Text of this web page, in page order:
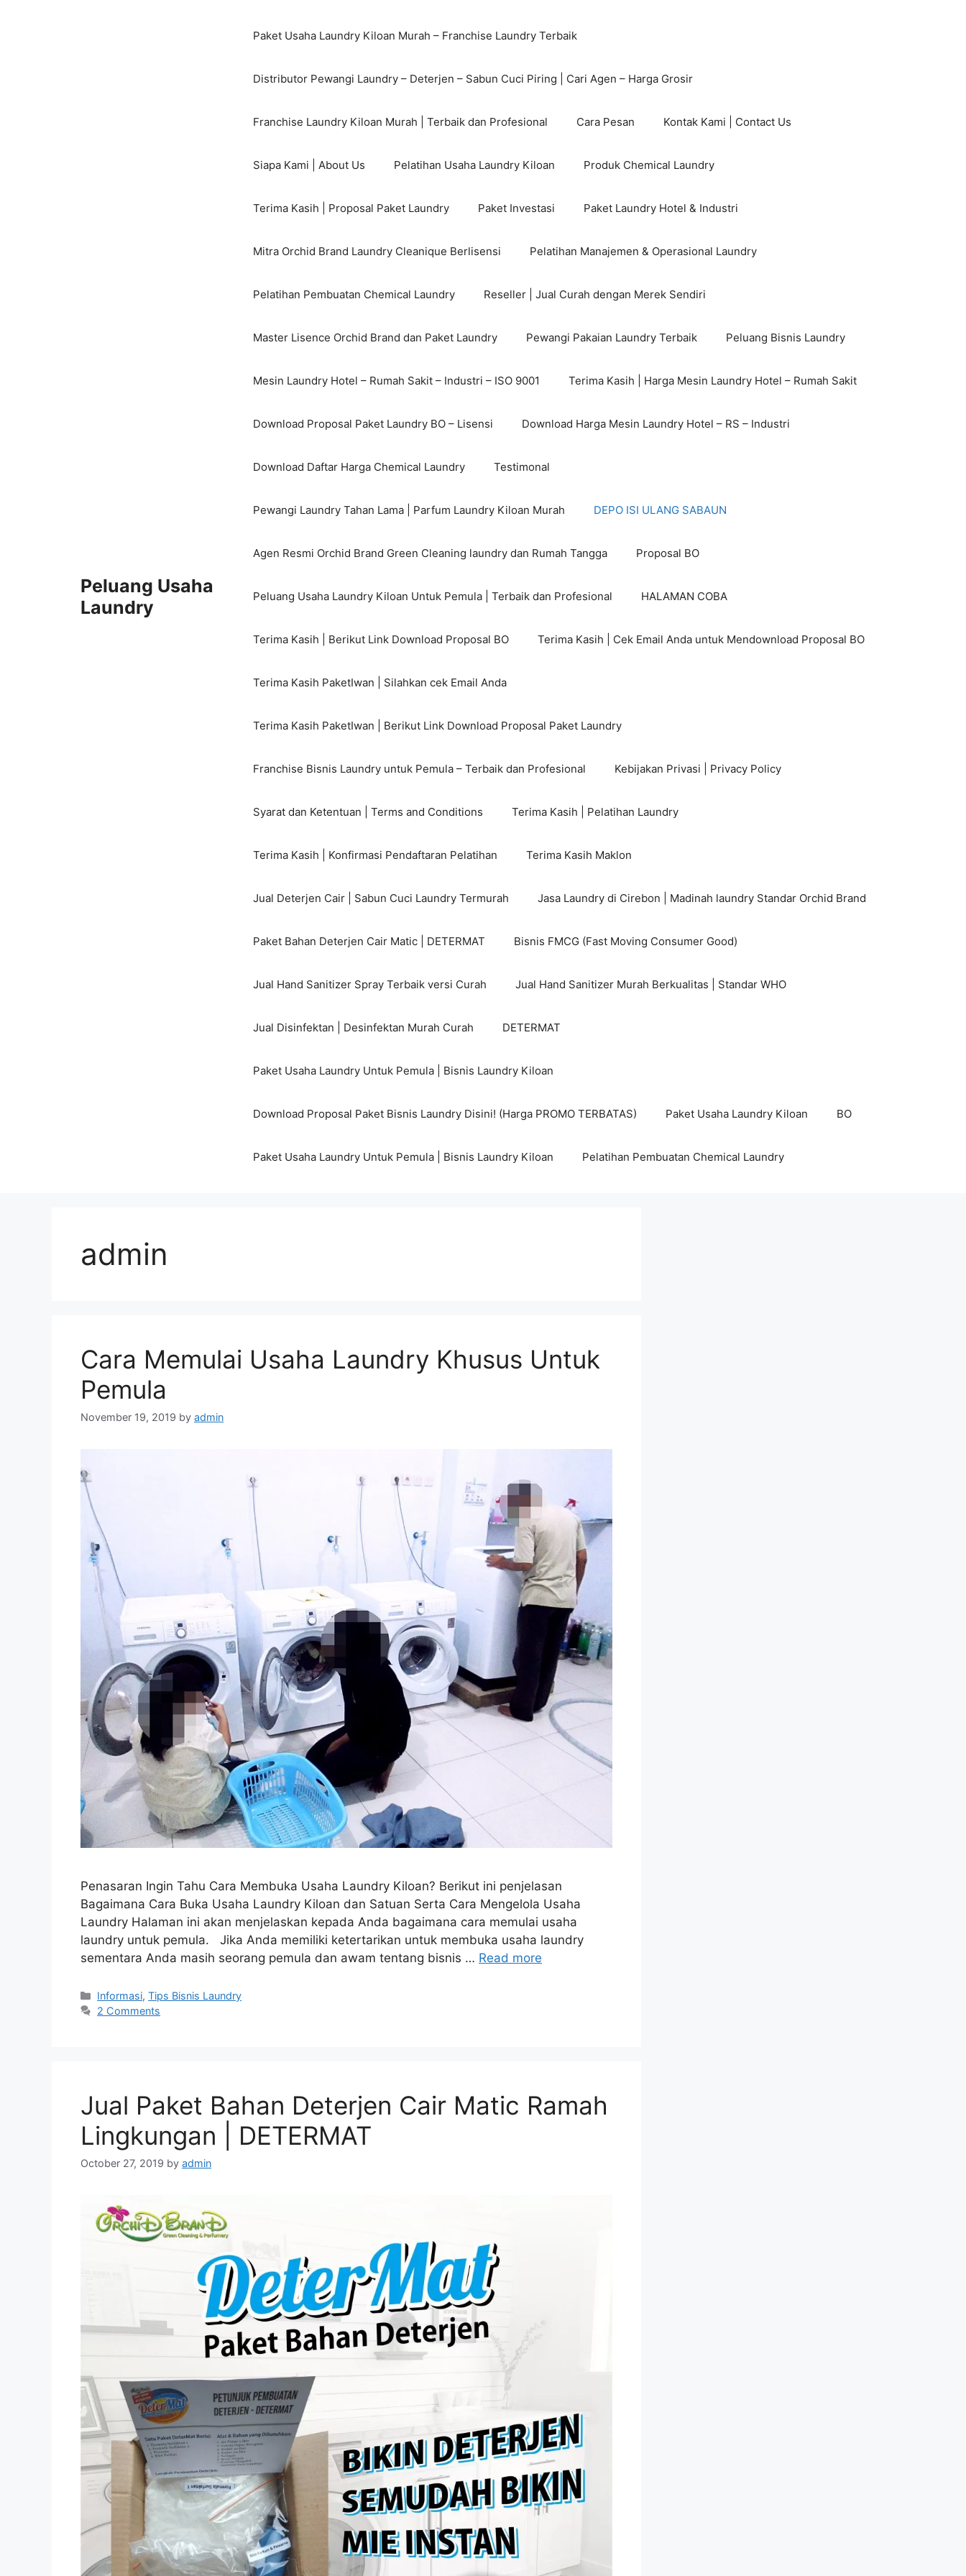
Peluang Usaha
Laundry
Paket Usaha Laundry Kiloan Murah – Franchise Laundry Terbaik
Distributor Pewangi Laundry – Deterjen – Sabun Cuci Piring | Cari Agen – Harga Grosir
Franchise Laundry Kiloan Murah | Terbaik dan Profesional Cara Pesan Kontak Kami | Contact Us
Siapa Kami | About Us Pelatihan Usaha Laundry Kiloan Produk Chemical Laundry
Terima Kasih | Proposal Paket Laundry Paket Investasi Paket Laundry Hotel & Industri
Mitra Orchid Brand Laundry Cleanique Berlisensi Pelatihan Manajemen & Operasional Laundry
Pelatihan Pembuatan Chemical Laundry Reseller | Jual Curah dengan Merek Sendiri
Master Lisence Orchid Brand dan Paket Laundry Pewangi Pakaian Laundry Terbaik Peluang Bisnis Laundry
Mesin Laundry Hotel – Rumah Sakit – Industri – ISO 9001 Terima Kasih | Harga Mesin Laundry Hotel – Rumah Sakit
Download Proposal Paket Laundry BO – Lisensi Download Harga Mesin Laundry Hotel – RS – Industri
Download Daftar Harga Chemical Laundry Testimonal
Pewangi Laundry Tahan Lama | Parfum Laundry Kiloan Murah DEPO ISI ULANG SABAUN
Agen Resmi Orchid Brand Green Cleaning laundry dan Rumah Tangga Proposal BO
Peluang Usaha Laundry Kiloan Untuk Pemula | Terbaik dan Profesional HALAMAN COBA
Terima Kasih | Berikut Link Download Proposal BO Terima Kasih | Cek Email Anda untuk Mendownload Proposal BO
Terima Kasih PaketIwan | Silahkan cek Email Anda
Terima Kasih PaketIwan | Berikut Link Download Proposal Paket Laundry
Franchise Bisnis Laundry untuk Pemula – Terbaik dan Profesional Kebijakan Privasi | Privacy Policy
Syarat dan Ketentuan | Terms and Conditions Terima Kasih | Pelatihan Laundry
Terima Kasih | Konfirmasi Pendaftaran Pelatihan Terima Kasih Maklon
Jual Deterjen Cair | Sabun Cuci Laundry Termurah Jasa Laundry di Cirebon | Madinah laundry Standar Orchid Brand
Paket Bahan Deterjen Cair Matic | DETERMAT Bisnis FMCG (Fast Moving Consumer Good)
Jual Hand Sanitizer Spray Terbaik versi Curah Jual Hand Sanitizer Murah Berkualitas | Standar WHO
Jual Disinfektan | Desinfektan Murah Curah DETERMAT
Paket Usaha Laundry Untuk Pemula | Bisnis Laundry Kiloan
Download Proposal Paket Bisnis Laundry Disini! (Harga PROMO TERBATAS) Paket Usaha Laundry Kiloan BO
Paket Usaha Laundry Untuk Pemula | Bisnis Laundry Kiloan Pelatihan Pembuatan Chemical Laundry
admin
Cara Memulai Usaha Laundry Khusus Untuk
Pemula
November 19, 2019 by admin
Penasaran Ingin Tahu Cara Membuka Usaha Laundry Kiloan? Berikut ini penjelasan
Bagaimana Cara Buka Usaha Laundry Kiloan dan Satuan Serta Cara Mengelola Usaha
Laundry Halaman ini akan menjelaskan kepada Anda bagaimana cara memulai usaha
laundry untuk pemula. Jika Anda memiliki ketertarikan untuk membuka usaha laundry
sementara Anda masih seorang pemula dan awam tentang bisnis … Read more
Informasi,Tips Bisnis Laundry
2 Comments
Jual Paket Bahan Deterjen Cair Matic Ramah
Lingkungan | DETERMAT
October 27, 2019 by admin